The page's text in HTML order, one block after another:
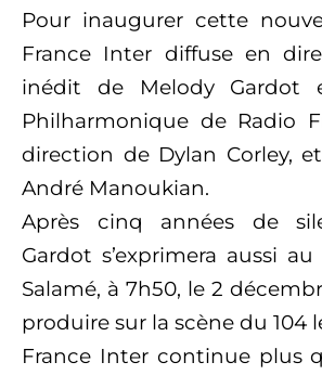
Pour inaugurer cette
France Inter diffuse en
inédit de Melody Gardot
Philharmonique de Radio
direction de Dylan Corley,
André Manoukian.
Après cinq années de
Gardot s’exprimera aussi
Salamé, à 7h50, le 2
produire sur la scène du 104
France Inter continue plus